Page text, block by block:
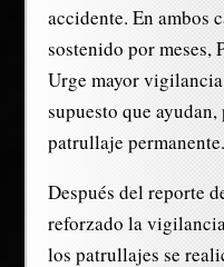
accidente. En ambos
sostenido por meses,
Urge mayor
supuesto que
patrullaje permanente.
Después del reporte
reforzado la
los patrullajes se